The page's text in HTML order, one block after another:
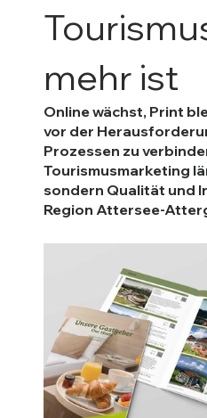
mehr ist
Online wächst, Print
vor der
Prozessen zu
Tourismusmarketing
sondern Qualität und
Region Attersee-